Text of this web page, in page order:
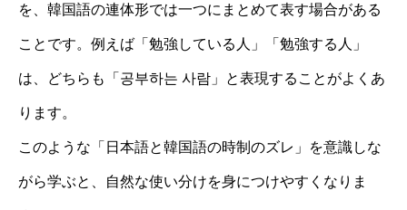
を、韓国語の連体形では一つにまとめて表す場合がある
ことです。例えば「勉強している人」「勉強する人」
は、どちらも「공부하는 사람」と表現することがよくあ
ります。
このような「日本語と韓国語の時制のズレ」を意識しな
がら学ぶと、自然な使い分けを身につけやすくなりま